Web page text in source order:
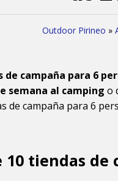
Outdoor Pirineo »
de campaña para 6
semana al camping o
de campaña para 6
tiendas de